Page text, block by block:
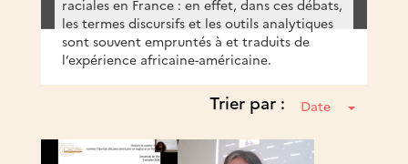
raciales en France : en effet, dans ces débats,
les termes discursifs et les outils analytiques
sont souvent empruntés à et traduits de
l’expérience africaine-américaine.
Trier par : Date